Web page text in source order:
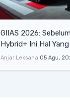
GIIAS 2026:
Hybrid+ Ini Hal
Diketahui
Anjar Leksana 05 Agu,